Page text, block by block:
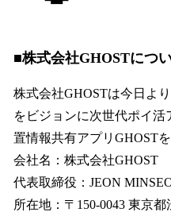
■株式会社GHOSTにつ
株式会社GHOSTは今日よ
をビジョンに次世代ポイ
置情報共有アプリGHOST
会社名：株式会社GHOST
代表取締役：JEON
所在地：〒150-0043 東京